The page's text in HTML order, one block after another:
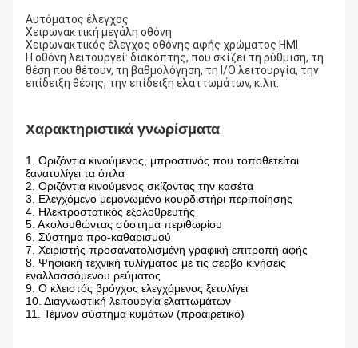
Αυτόματος έλεγχος
Χειρωνακτική μεγάλη οθόνη
Χειρωνακτικός έλεγχος οθόνης αφής χρώματος HMI
Η οθόνη λειτουργεί: διακόπτης, που σκίζει τη ρύθμιση, τη
θέση που θέτουν, τη βαθμολόγηση, τη I/O λειτουργία, την
επίδειξη θέσης, την επίδειξη ελαττωμάτων, κ.λπ.
Χαρακτηριστικά γνωρίσματα
1. Οριζόντια κινούμενος, μπροστινός που τοποθετείται
ξανατυλίγει τα όπλα
2. Οριζόντια κινούμενος σκίζοντας την κασέτα
3. Ελεγχόμενο μεμονωμένο κουρδιστήρι περιποίησης
4. Ηλεκτροστατικός εξολοθρευτής
5. Ακολουθώντας σύστημα περιθωρίου
6. Σύστημα προ-καθαρισμού
7. Χειριστής-προσανατολισμένη γραφική επιτροπή αφής
8. Ψηφιακή τεχνική τυλίγματος με τις σερβο κινήσεις
εναλλασσόμενου ρεύματος
9. Ο κλειστός βρόγχος ελεγχόμενος ξετυλίγει
10. Διαγνωστική λειτουργία ελαττωμάτων
11. Τέμνον σύστημα κυμάτων (προαιρετικό)